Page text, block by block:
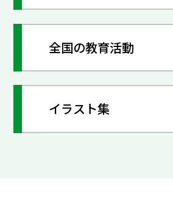
全国の教育活動
イラスト集